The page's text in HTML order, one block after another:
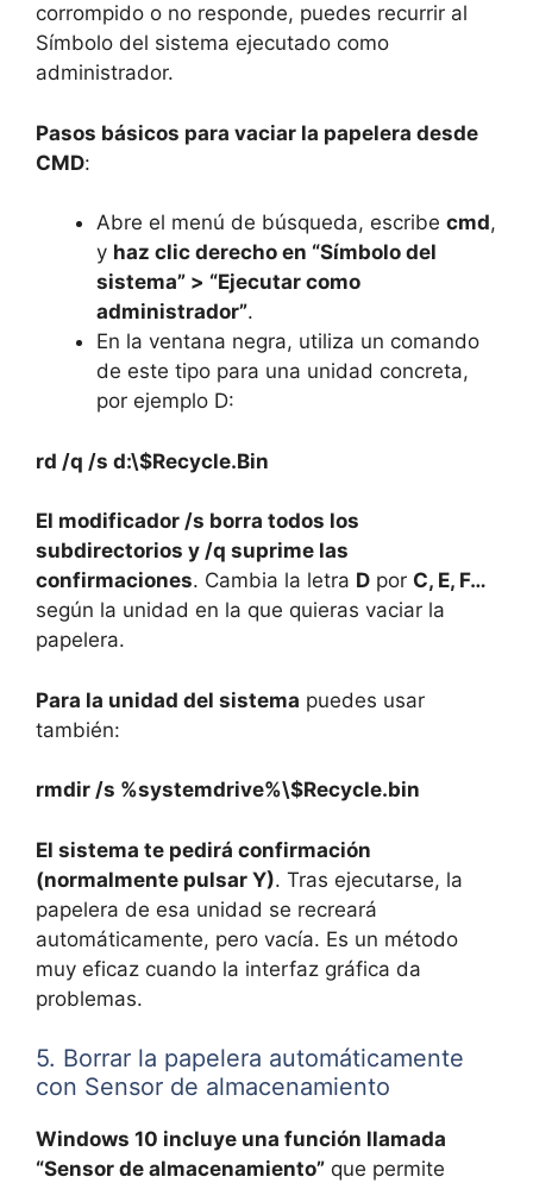
corrompido o no responde, puedes recurrir al
Símbolo del sistema ejecutado como
administrador.
Pasos básicos para vaciar la papelera desde
CMD:
Abre el menú de búsqueda, escribe cmd,
y haz clic derecho en “Símbolo del
sistema” > “Ejecutar como
administrador”.
En la ventana negra, utiliza un comando
de este tipo para una unidad concreta,
por ejemplo D:
rd /q /s d:\$Recycle.Bin
El modificador /s borra todos los
subdirectorios y /q suprime las
confirmaciones. Cambia la letra D por C, E, F…
según la unidad en la que quieras vaciar la
papelera.
Para la unidad del sistema puedes usar
también:
rmdir /s %systemdrive%\$Recycle.bin
El sistema te pedirá confirmación
(normalmente pulsar Y). Tras ejecutarse, la
papelera de esa unidad se recreará
automáticamente, pero vacía. Es un método
muy eficaz cuando la interfaz gráfica da
problemas.
5. Borrar la papelera automáticamente
con Sensor de almacenamiento
Windows 10 incluye una función llamada
“Sensor de almacenamiento” que permite